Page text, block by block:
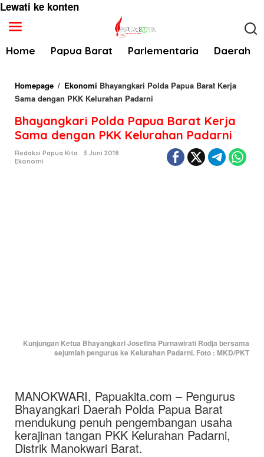
Lewati ke konten
Home Papua Barat Parlementaria Daerah
Homepage / Ekonomi Bhayangkari Polda Papua Barat Kerja
Sama dengan PKK Kelurahan Padarni
Bhayangkari Polda Papua Barat Kerja
Sama dengan PKK Kelurahan Padarni
Redaksi Papua Kita
3 Juni 2018
Ekonomi
Kunjungan Ketua Bhayangkari Josefina Purnawirati Rodja bersama
sejumlah pengurus ke Kelurahan Padarni. Foto : MKD/PKT
MANOKWARI, Papuakita.com – Pengurus
Bhayangkari Daerah Polda Papua Barat
mendukung penuh pengembangan usaha
kerajinan tangan PKK Kelurahan Padarni,
Distrik Manokwari Barat.